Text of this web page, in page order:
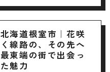
北海道根室市｜花咲
く線路の、その先へ
最東端の街で出会っ
た魅力